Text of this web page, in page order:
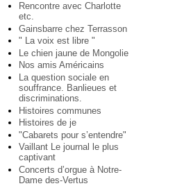
Rencontre avec Charlotte
etc.
Gainsbarre chez Terrasson
" La voix est libre "
Le chien jaune de Mongolie
Nos amis Américains
La question sociale en
souffrance. Banlieues et
discriminations.
Histoires communes
Histoires de je
"Cabarets pour s’entendre"
Vaillant Le journal le plus
captivant
Concerts d’orgue à Notre-
Dame des-Vertus